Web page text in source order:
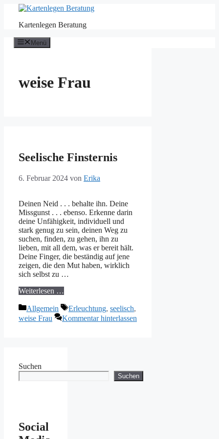
springenKartenlegen Beratung
Menü
weise Frau
Seelische Finsternis
6. Februar 2024 von Erika
Deinen Neid . . . behalte ihn. Deine
Missgunst . . . ebenso. Erkenne darin
deine Unfähigkeit, individuell und
stark genug zu sein, deinen Weg zu
suchen, finden, zu gehen, ihn zu
lieben, mit all dem, was er bereit hält.
Deine Finger, die beständig auf jene
zeigen, die den Mut haben, wirklich
sich selbst zu …
Weiterlesen …
Kategorien
Allgemein Schlagwörter
Erleuchtung, seelisch,
weise Frau
Kommentar hinterlassen
Suchen
Suchen
Social